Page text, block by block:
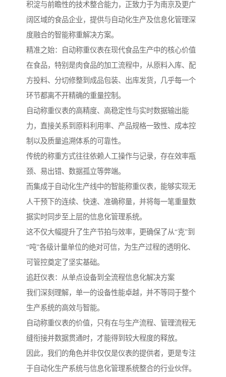
积淀与前瞻性的技术整合能力，正致力于为南京及更广
阔区域的食品企业，提供与自动化生产及信息化管理深
度融合的智能称重解决方案。
精准之始：自动称重仪表在现代食品生产中的核心价值
在食品，特别是肉食品的加工流程中，从原料入库、配
方投料、分切修整到成品包装、出库发货，几乎每一个
环节都离不开精确的重量控制。
自动称重仪表的高精度、高稳定性与实时数据输出能
力，直接关系到原料利用率、产品规格一致性、成本控
制以及质量追溯体系的可靠性。
传统的称重方式往往依赖人工操作与记录，存在效率瓶
颈、易出错、数据孤立等弊端。
而集成于自动化生产线中的智能称重仪表，能够实现无
人干预下的连续、快速、准确称量，并将每一笔重量数
据实时同步至上层的信息化管理系统。
这不仅大幅提升了生产节拍与效率，更确保了从“克”到
“吨”各级计量单位的绝对可信，为生产过程的透明化、
可管控奠定了坚实基础。
追赶仪表：从单点设备到全流程信息化解决方案
我们深刻理解，单一的设备性能卓越，并不等同于整个
生产系统的高效与智能。
自动称重仪表的价值，只有在与生产流程、管理流程无
缝衔接并数据贯通时，才能得到较大程度的释放。
因此，我们的角色并非仅仅是仪表的提供者，更是专注
于自动化生产系统与信息化管理系统整合的行业伙伴。